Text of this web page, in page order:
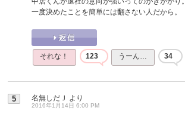
一度決めたことを簡単には翻さない人だから。
それな！ 123 うーん… 34
5 名無しだＪ より
2016年1月14日 6:00 PM